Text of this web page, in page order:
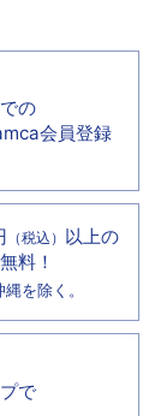
の
会員登録
（税込） 以上の
料！
を除く。
で